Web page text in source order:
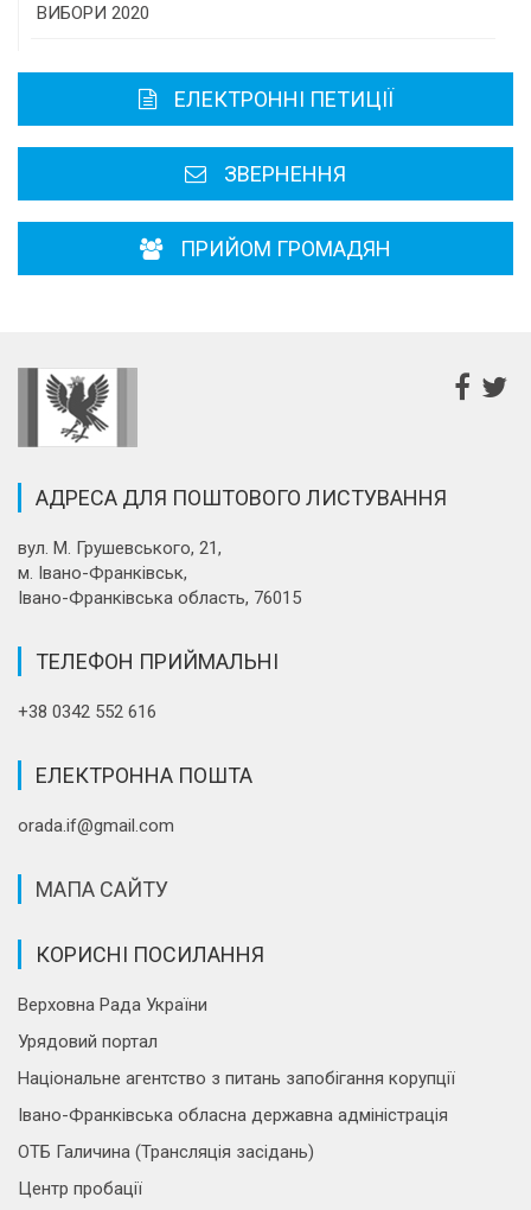
Історична довідка
Районні, міські ради
ВИБОРИ 2020
ЕЛЕКТРОННІ ПЕТИЦІЇ
ЗВЕРНЕННЯ
ПРИЙОМ ГРОМАДЯН
АДРЕСА ДЛЯ ПОШТОВОГО ЛИСТУВАННЯ
вул. М. Грушевського, 21,
м. Івано-Франківськ,
Івано-Франківська область, 76015
ТЕЛЕФОН ПРИЙМАЛЬНІ
+38 0342 552 616
ЕЛЕКТРОННА ПОШТА
orada.if@gmail.com
МАПА САЙТУ
КОРИСНІ ПОСИЛАННЯ
Верховна Рада України
Урядовий портал
Національне агентство з питань запобігання корупції
Івано-Франківська обласна державна адміністрація
ОТБ Галичина (Трансляція засідань)
Центр пробації